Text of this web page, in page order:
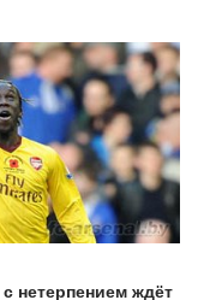
с нетерпением ждёт